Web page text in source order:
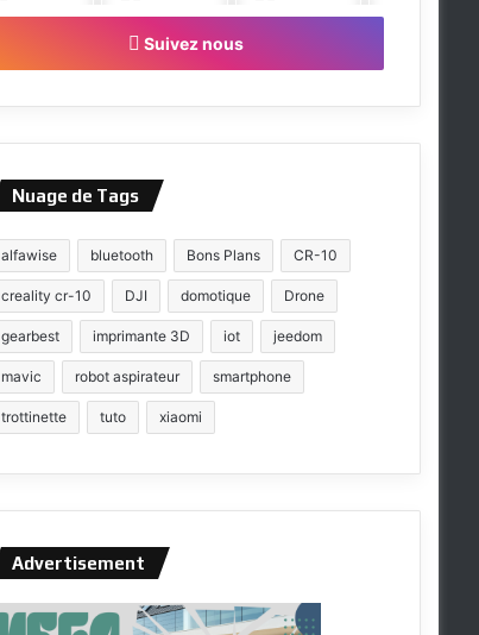
Suivez nous
Nuage de Tags
alfawise bluetooth Bons Plans CR-10
creality cr-10 DJI domotique Drone
gearbest imprimante 3D iot jeedom
mavic robot aspirateur smartphone
trottinette tuto xiaomi
Advertisement